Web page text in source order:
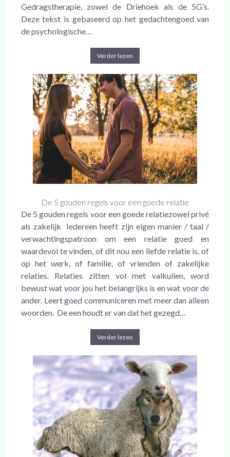
Gedragstherapie, zowel de Driehoek als de 5G’s.
Deze tekst is gebaseerd op het gedachtengoed van
de psychologische…
Verder lezen
De 5 gouden regels voor een goede relatie
De 5 gouden regels voor een goede relatiezowel privé
als zakelijk Iedereen heeft zijn eigen manier / taal /
verwachtingspatroon om een relatie goed en
waardevol te vinden, of dit nou een liefde relatie is, of
op het werk, of familie, of vrienden of zakelijke
relaties. Relaties zitten vol met valkuilen, word
bewust wat voor jou het belangrijks is en wat voor de
ander. Leert goed communiceren met meer dan alleen
woorden. De een houdt er van dat het gezegd…
Verder lezen